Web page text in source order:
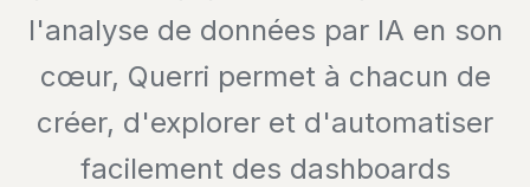
l'analyse de données par IA en son
cœur, Querri permet à chacun de
créer, d'explorer et d'automatiser
facilement des dashboards